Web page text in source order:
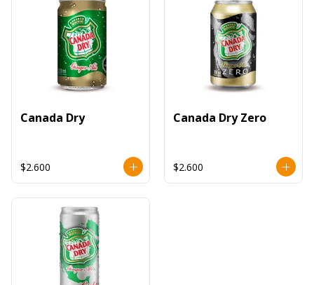
Canada Dry
$2.600
Canada Dry Zero
$2.600